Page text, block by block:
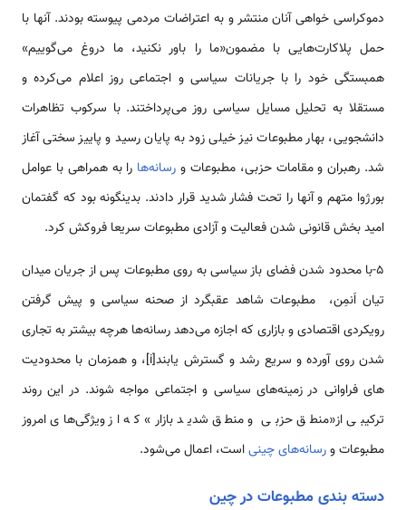
دموکراسی خواهی آنان منتشر و به اعتراضات مردمی پیوسته بودند. آن­ها با
حمل پلاکارت­‌هایی با مضمون«ما را باور نکنید، ما دروغ می‌­گوییم»
همبستگی خود را با جریانات سیاسی و اجتماعی روز اعلام می‌­کرده و
مستقلا به تحلیل مسایل سیاسی روز می­‌پرداختند. با سرکوب تظاهرات
دانشجویی، بهار مطبوعات نیز خیلی زود به پایان رسید و پاییز سختی آغاز
شد. رهبران و مقامات حزبی، مطبوعات و رسانه‌ها را به همراهی با عوامل
بورژوا متهم و آن­ها را تحت فشار شدید قرار دادند. بدین­گونه بود که گفتمان
امید بخش قانونی شدن فعالیت و آزادی مطبوعات سریعا فروکش کرد.
5-با محدود شدن فضای باز سیاسی به روی مطبوعات پس از جریان میدان
تیان اَن­مِن، مطبوعات شاهد عقبگرد از صحنه سیاسی و پیش گرفتن
رویکردی اقتصادی و بازاری که اجازه می‌­دهد رسانه‌ها هرچه بیشتر به تجاری
شدن روی آورده و سریع رشد و گسترش یابند[i]، و همزمان با محدودیت­‌
های فراوانی در زمینه‌­های سیاسی و اجتماعی مواجه شوند. در این روند
ترکیبی از«منطق حزبی و منطق شدید بازار» که از ویژگی­‌های امروز
مطبوعات ورسانه‌های چینیاست، اعمال می‌شود.
دسته بندی مطبوعات در چین